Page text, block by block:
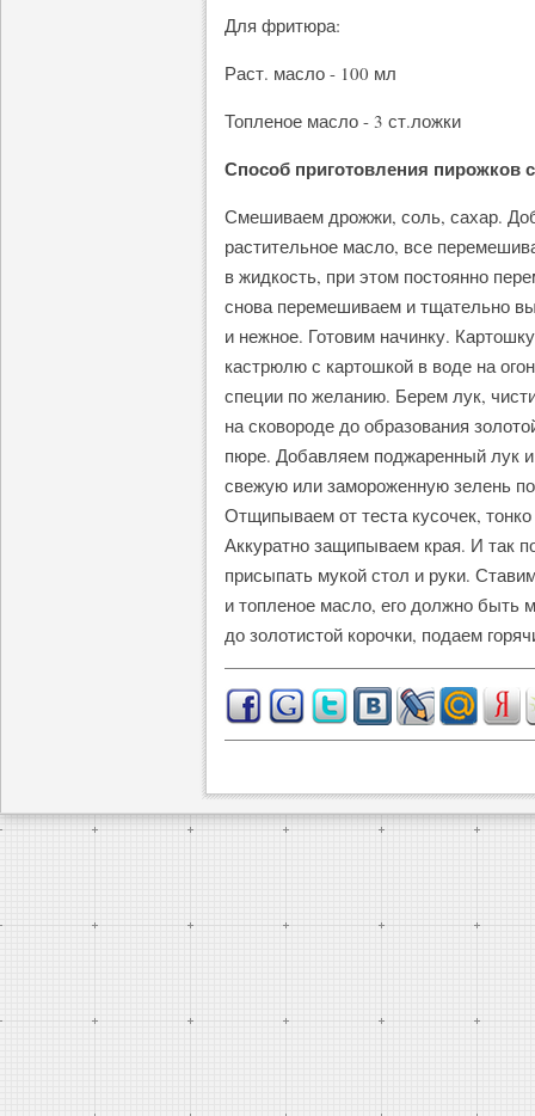
Для фритюра:
Раст. масло - 100 мл
Топленое масло - 3 ст.ложки
Способ приготовления пирожков
Смешиваем дрожжи, соль, сахар.
растительное масло, все
в жидкость, при этом постоянно
снова перемешиваем и тщательно
и нежное. Готовим начинку.
кастрюлю с картошкой в воде на
специи по желанию. Берем лук,
на сковороде до образования
пюре. Добавляем поджаренный лук
свежую или замороженную зелень
Отщипываем от теста кусочек,
Аккуратно защипываем края. И так
присыпать мукой стол и руки.
и топленое масло, его должно быть
до золотистой корочки, подаем